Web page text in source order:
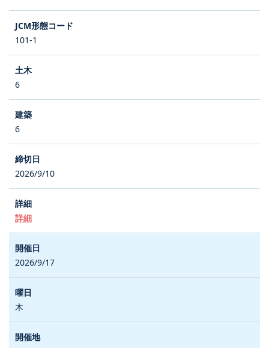
101-1
6
6
2026/9/10
詳細
2026/9/17
木